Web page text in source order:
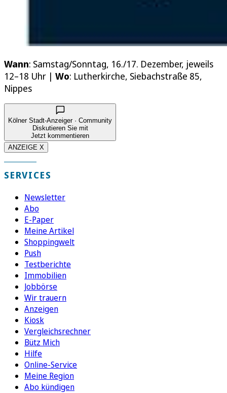
Wann: Samstag/Sonntag, 16./17. Dezember, jeweils
12–18 Uhr | Wo: Lutherkirche, Siebachstraße 85,
Nippes
Kölner Stadt-Anzeiger · Community
Diskutieren Sie mit
Jetzt kommentieren
ANZEIGE X
SERVICES
Newsletter
Abo
E-Paper
Meine Artikel
Shoppingwelt
Push
Testberichte
Immobilien
Jobbörse
Wir trauern
Anzeigen
Kiosk
Vergleichsrechner
Bütz Mich
Hilfe
Online-Service
Meine Region
Abo kündigen